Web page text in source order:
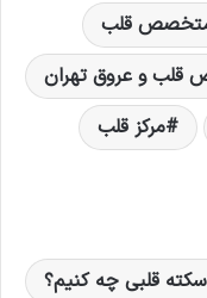
قلب
و عروق تهران
مرکز قلب
قلبی چه کنیم؟